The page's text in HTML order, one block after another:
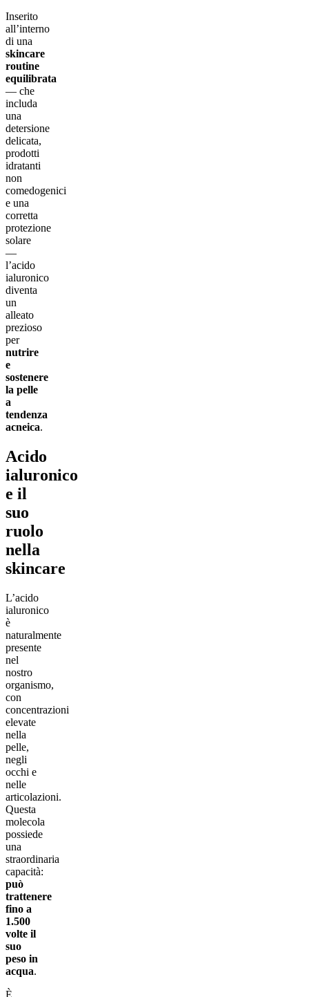
Inserito
all’interno
di una
skincare
routine
equilibrata
— che
includa
una
detersione
delicata,
prodotti
idratanti
non
comedogenici
e una
corretta
protezione
solare
—
l’acido
ialuronico
diventa
un
alleato
prezioso
per
nutrire
e
sostenere
la pelle
a
tendenza
acneica.
Acido
ialuronico
e il
suo
ruolo
nella
skincare
L’acido
ialuronico
è
naturalmente
presente
nel
nostro
organismo,
con
concentrazioni
elevate
nella
pelle,
negli
occhi e
nelle
articolazioni.
Questa
molecola
possiede
una
straordinaria
capacità:
può
trattenere
fino a
1.500
volte il
suo
peso in
acqua.